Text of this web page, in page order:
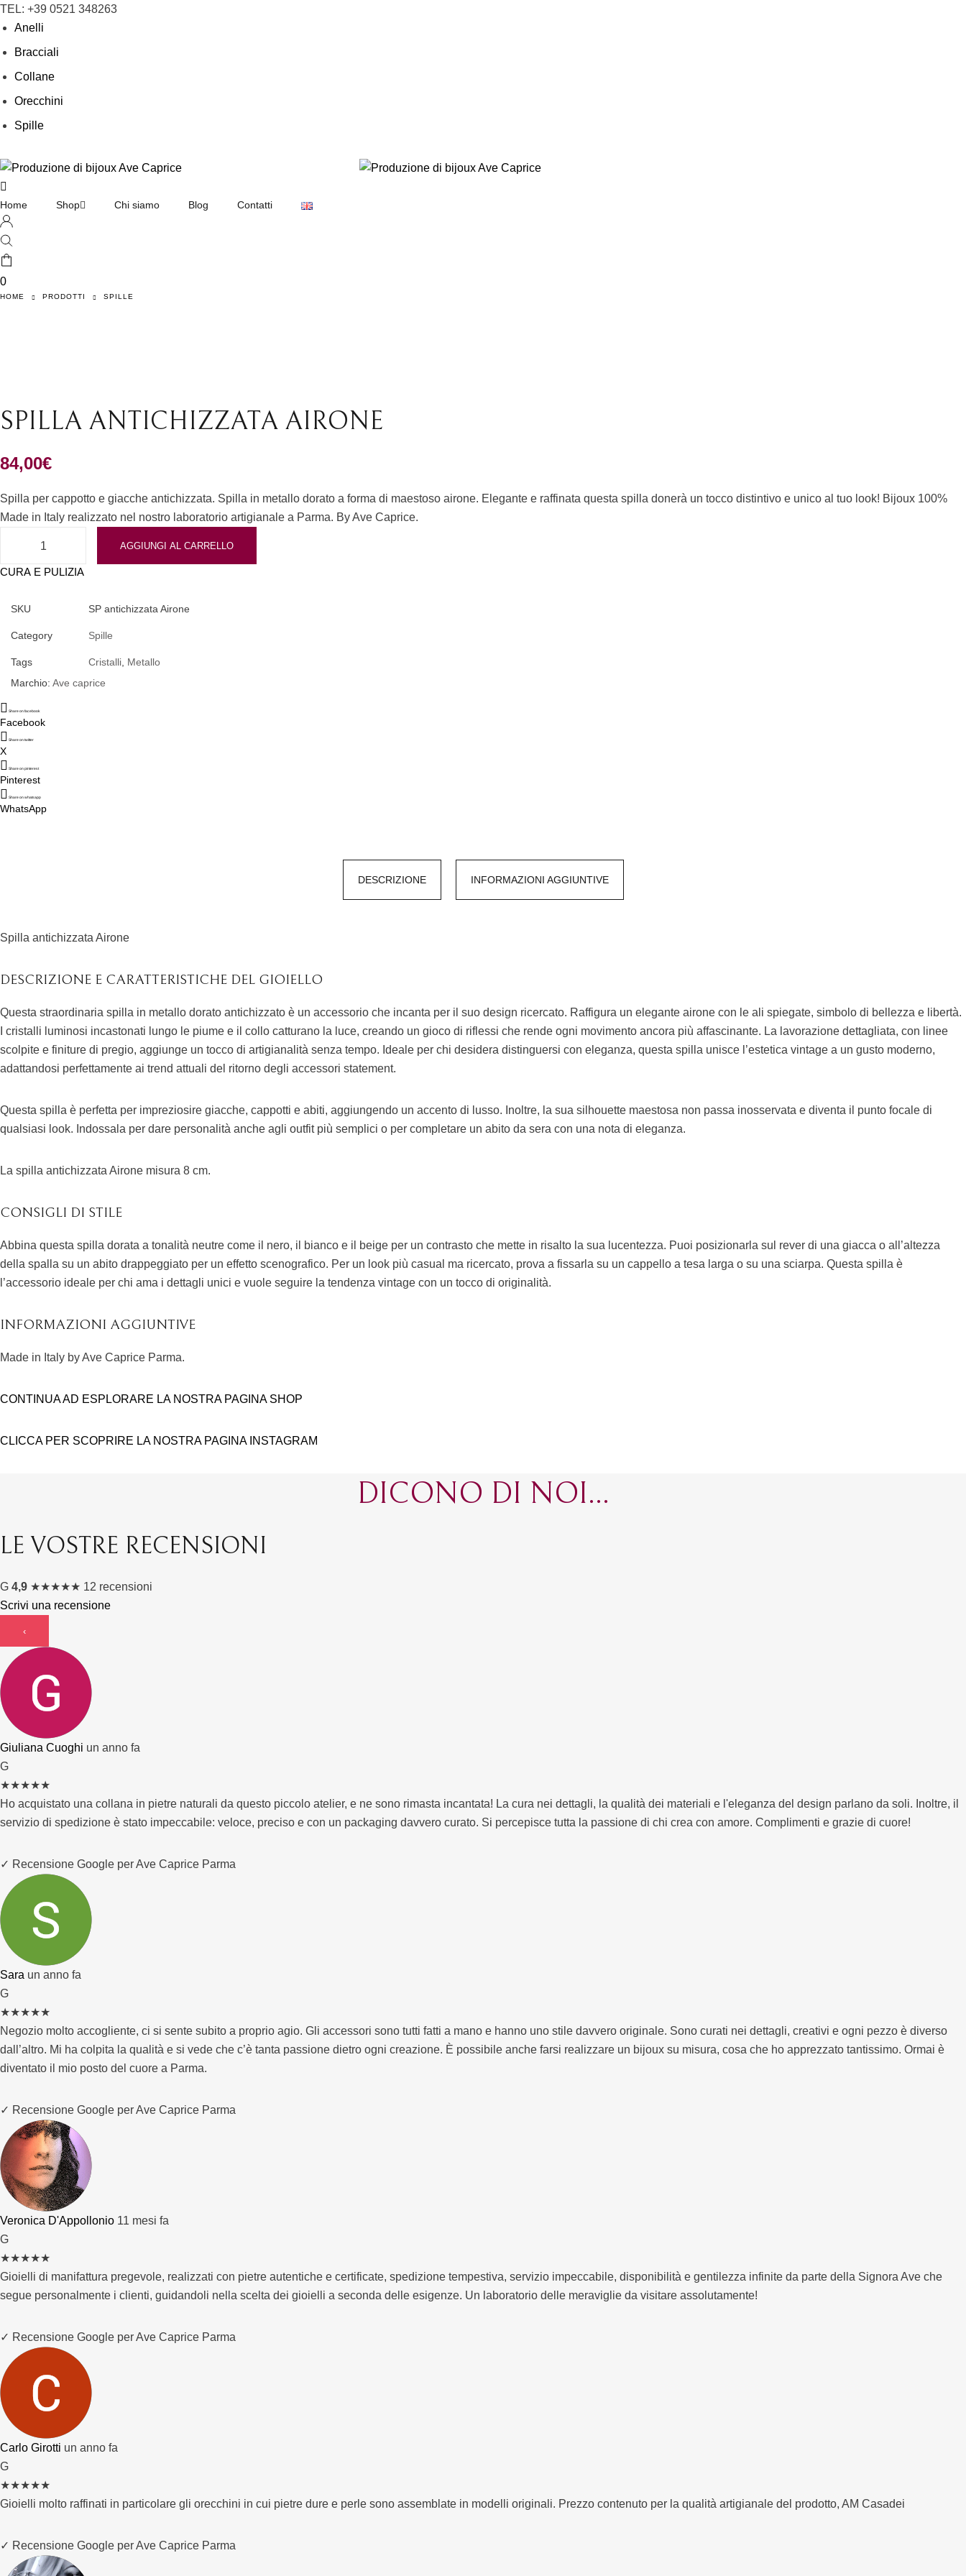
TEL: +39 0521 348263
Anelli
Bracciali
Collane
Orecchini
Spille
Home Shop
Bracciali
Chi siamo Blog Contatti
0
HOME PRODOTTI SPILLE
SPILLA ANTICHIZZATA AIRONE
84,00€
Spilla per cappotto e giacche antichizzata. Spilla in metallo dorato a forma di maestoso airone. Elegante e raffinata questa spilla donerà un tocco distintivo e unico al tuo look! Bijoux 100%
Made in Italy realizzato nel nostro laboratorio artigianale a Parma. By Ave Caprice.
AGGIUNGI AL CARRELLO
CURA E PULIZIA
SKU SP antichizzata Airone
Category Spille
Tags Cristalli Metallo
Marchio: Ave caprice
Share on facebook
Facebook
Share on twitter
X
Share on pinterest
Pinterest
Share on whatsapp
WhatsApp
DESCRIZIONE INFORMAZIONI AGGIUNTIVE
Spilla antichizzata Airone
DESCRIZIONE E CARATTERISTICHE DEL GIOIELLO
Questa straordinaria spilla in metallo dorato antichizzato è un accessorio che incanta per il suo design ricercato. Raffigura un elegante airone con le ali spiegate, simbolo di bellezza e libertà.
I cristalli luminosi incastonati lungo le piume e il collo catturano la luce, creando un gioco di riflessi che rende ogni movimento ancora più affascinante. La lavorazione dettagliata, con linee
scolpite e finiture di pregio, aggiunge un tocco di artigianalità senza tempo. Ideale per chi desidera distinguersi con eleganza, questa spilla unisce l’estetica vintage a un gusto moderno,
adattandosi perfettamente ai trend attuali del ritorno degli accessori statement.
Questa spilla è perfetta per impreziosire giacche, cappotti e abiti, aggiungendo un accento di lusso. Inoltre, la sua silhouette maestosa non passa inosservata e diventa il punto focale di
qualsiasi look. Indossala per dare personalità anche agli outfit più semplici o per completare un abito da sera con una nota di eleganza.
La spilla antichizzata Airone misura 8 cm.
CONSIGLI DI STILE
Abbina questa spilla dorata a tonalità neutre come il nero, il bianco e il beige per un contrasto che mette in risalto la sua lucentezza. Puoi posizionarla sul rever di una giacca o all’altezza
della spalla su un abito drappeggiato per un effetto scenografico. Per un look più casual ma ricercato, prova a fissarla su un cappello a tesa larga o su una sciarpa. Questa spilla è
l’accessorio ideale per chi ama i dettagli unici e vuole seguire la tendenza vintage con un tocco di originalità.
INFORMAZIONI AGGIUNTIVE
Made in Italy by Ave Caprice Parma.
CONTINUA AD ESPLORARE LA NOSTRA PAGINA SHOP
CLICCA PER SCOPRIRE LA NOSTRA PAGINA INSTAGRAM
DICONO DI NOI...
LE VOSTRE RECENSIONI
G 4,9 ★★★★★ 12 recensioni
Scrivi una recensione
‹
Giuliana Cuoghi un anno fa
G
★★★★★
Ho acquistato una collana in pietre naturali da questo piccolo atelier, e ne sono rimasta incantata! La cura nei dettagli, la qualità dei materiali e l'eleganza del design parlano da soli. Inoltre, il
servizio di spedizione è stato impeccabile: veloce, preciso e con un packaging davvero curato. Si percepisce tutta la passione di chi crea con amore. Complimenti e grazie di cuore!
✓ Recensione Google per Ave Caprice Parma
Sara un anno fa
G
★★★★★
Negozio molto accogliente, ci si sente subito a proprio agio. Gli accessori sono tutti fatti a mano e hanno uno stile davvero originale. Sono curati nei dettagli, creativi e ogni pezzo è diverso
dall’altro. Mi ha colpita la qualità e si vede che c’è tanta passione dietro ogni creazione. È possibile anche farsi realizzare un bijoux su misura, cosa che ho apprezzato tantissimo. Ormai è
diventato il mio posto del cuore a Parma.
✓ Recensione Google per Ave Caprice Parma
Veronica D'Appollonio 11 mesi fa
G
★★★★★
Gioielli di manifattura pregevole, realizzati con pietre autentiche e certificate, spedizione tempestiva, servizio impeccabile, disponibilità e gentilezza infinite da parte della Signora Ave che
segue personalmente i clienti, guidandoli nella scelta dei gioielli a seconda delle esigenze. Un laboratorio delle meraviglie da visitare assolutamente!
✓ Recensione Google per Ave Caprice Parma
Carlo Girotti un anno fa
G
★★★★★
Gioielli molto raffinati in particolare gli orecchini in cui pietre dure e perle sono assemblate in modelli originali. Prezzo contenuto per la qualità artigianale del prodotto, AM Casadei
✓ Recensione Google per Ave Caprice Parma